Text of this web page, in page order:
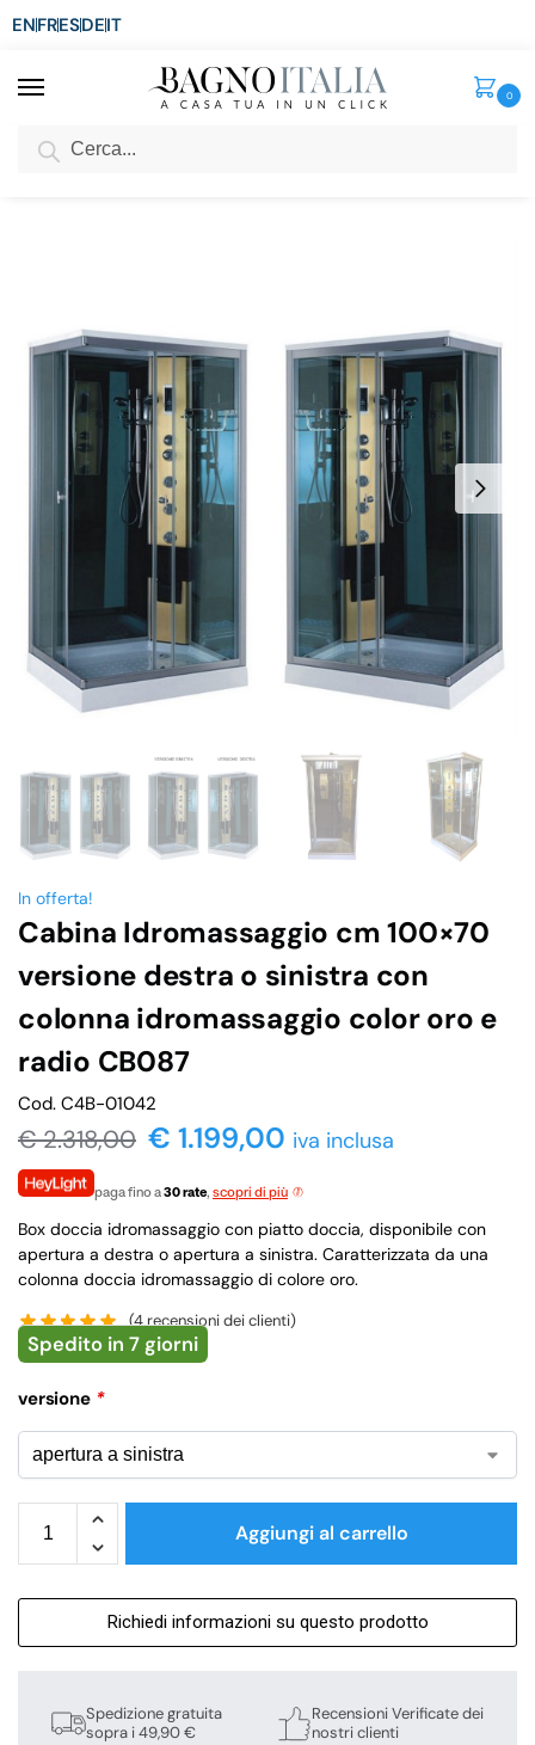
ENFRESDEIT
0
SCONTO del 3%
In offerta!
Cabina Idromassaggio cm 100×70
versione destra o sinistra con
colonna idromassaggio color oro e
radio CB087
Cod. C4B-01042
€2.318,00 € 1.199,00 iva inclusa
paga fino a30 rate, scopri di più
Box doccia idromassaggio con piatto doccia, disponibile con
apertura a destra o apertura a sinistra. Caratterizzata da una
colonna doccia idromassaggio di colore oro.
(4recensioni dei clienti)
Spedito in 7 giorni
versione *
Aggiungi al carrello
Richiedi informazioni su questo prodotto
Spedizione gratuita
sopra i 49,90 €
Recensioni Verificate dei
nostri clienti